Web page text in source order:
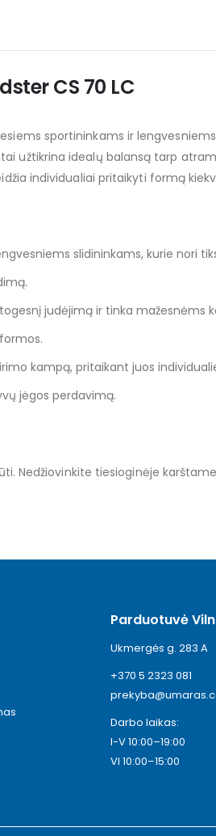
CS 70 LC
sportininkams ir
užtikrina idealų balansą tarp
individualiai pritaikyti formą
slidininkams, kurie nori
judėjimą ir tinka mažesnėms
kampą, pritaikant juos
jėgos perdavimą.
Nedžiovinkite tiesioginėje
Parduotuvė
Ukmergės g. 283 A
+370 5 2323 081
Darbo laikas:
I-V 10:00–19:00
VI 10:00–15:00